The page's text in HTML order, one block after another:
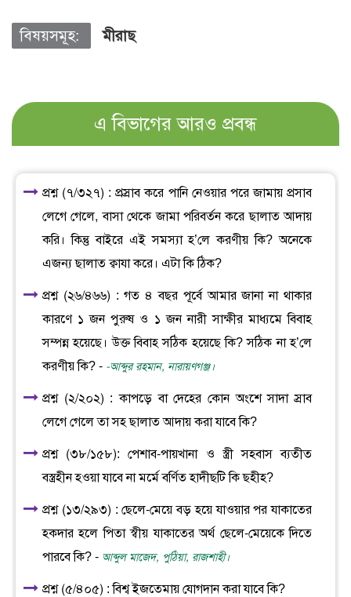
বিষয়সমূহ: মীরাছ
এ বিভাগের আরও প্রবন্ধ
প্রশ্ন (৭/৩২৭) : প্রস্রাব করে পানি নেওয়ার পরে জামায় প্রসাব
লেগে গেলে, বাসা থেকে জামা পরিবর্তন করে ছালাত আদায়
করি। কিন্তু বাইরে এই সমস্যা হ’লে করণীয় কি? অনেকে
এজন্য ছালাত ক্বাযা করে। এটা কি ঠিক?
প্রশ্ন (২৬/৪৬৬) : গত ৪ বছর পূর্বে আমার জানা না থাকার
কারণে ১ জন পুরুষ ও ১ জন নারী সাক্ষীর মাধ্যমে বিবাহ
সম্পন্ন হয়েছে। উক্ত বিবাহ সঠিক হয়েছে কি? সঠিক না হ’লে
করণীয় কি? - -আব্দুর রহমান, নারায়ণগঞ্জ।
প্রশ্ন (২/২০২) : কাপড়ে বা দেহের কোন অংশে সাদা স্রাব
লেগে গেলে তা সহ ছালাত আদায় করা যাবে কি?
প্রশ্ন (৩৮/১৫৮): পেশাব-পায়খানা ও স্ত্রী সহবাস ব্যতীত
বস্ত্রহীন হওয়া যাবে না মর্মে বর্ণিত হাদীছটি কি ছহীহ?
প্রশ্ন (১৩/২৯৩) : ছেলে-মেয়ে বড় হয়ে যাওয়ার পর যাকাতের
হকদার হলে পিতা স্বীয় যাকাতের অর্থ ছেলে-মেয়েকে দিতে
পারবে কি? - আব্দুল মাজেদ, পুঠিয়া, রাজশাহী।
প্রশ্ন (৫/৪০৫) : বিশ্ব ইজতেমায় যোগদান করা যাবে কি?